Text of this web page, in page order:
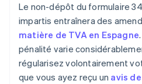
Le non-dépôt du formulaire
impartis entraînera des
matière de TVA en Espagne
pénalité varie
régularisez volontairement
que vous ayez reçu un avis